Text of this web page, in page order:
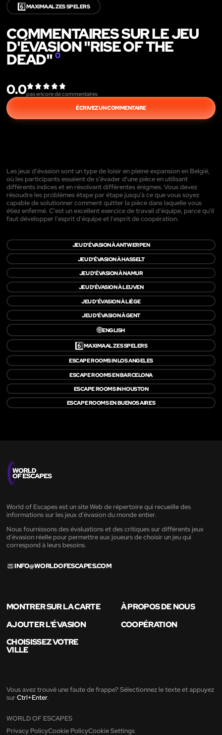
6️⃣MAXIMAAL ZES SPELERS
COMMENTAIRES SUR LE JEU
D'ÉVASION "RISE OF THE
DEAD" 0
0.0pas encore de commentaires
ÉCRIVEZ UN COMMENTAIRE
Les jeux d'évasion sont un type de loisir en pleine expansion en België,
où les participants essaient de s'évader d'une pièce en utilisant
différents indices et en résolvant différentes énigmes. Vous devez
résoudre les problèmes étape par étape jusqu'à ce que vous soyez
capable de solutionner comment quitter la pièce dans laquelle vous
étiez enfermé. C'est un excellent exercice de travail d'équipe, parce qu'il
faut développer l'esprit d'équipe et l'esprit de coopération.
JEU D'ÉVASION À ANTWERPEN
JEU D'ÉVASION À HASSELT
JEU D'ÉVASION À NAMUR
JEU D'ÉVASION À LEUVEN
JEU D'ÉVASION À LIÈGE
JEU D'ÉVASION À GENT
🌐ENGLISH
6️⃣MAXIMAAL ZES SPELERS
ESCAPE ROOMS IN LOS ANGELES
ESCAPE ROOMS EN BARCELONA
ESCAPE ROOMS IN HOUSTON
ESCAPE ROOMS EN BUENOS AIRES
World of Escapes est un site Web de répertoire qui recueille des
informations sur les jeux d'évasion du monde entier.
Nous fournissons des évaluations et des critiques sur différents jeux
d'évasion réelle pour permettre aux joueurs de choisir un jeu qui
correspond à leurs besoins.
INFO@WORLDOFESCAPES.COM
MONTRER SUR LA CARTE
À PROPOS DE NOUS
AJOUTER L'ÉVASION
COOPÉRATION
CHOISISSEZ VOTRE
VILLE
Vous avez trouvé une faute de frappe? Sélectionnez le texte et appuyez
surCtrl+Enter.
WORLD OF ESCAPES
Privacy PolicyCookie PolicyCookie Settings